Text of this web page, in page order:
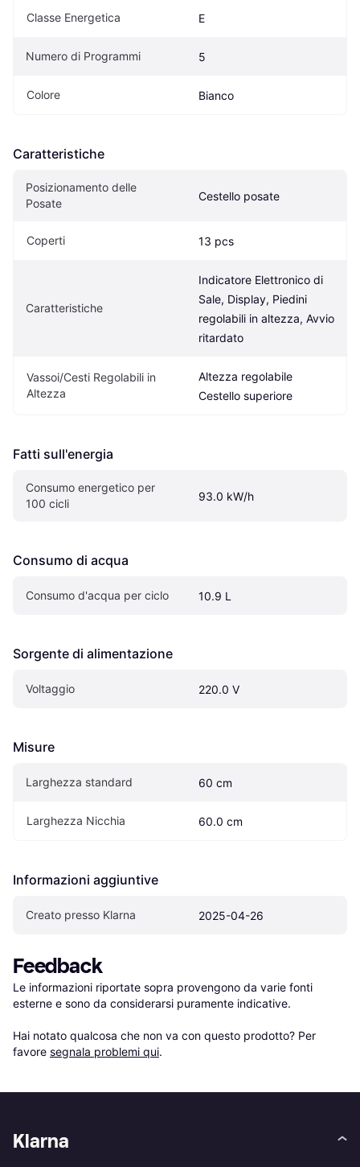
Classe Energetica E
Numero di Programmi 5
Colore Bianco
Caratteristiche
Posizionamento delle
Posate
Cestello posate
Coperti 13 pcs
Caratteristiche
Indicatore Elettronico di
Sale, Display, Piedini
regolabili in altezza, Avvio
ritardato
Vassoi/Cesti Regolabili in
Altezza
Altezza regolabile
Cestello superiore
Fatti sull'energia
Consumo energetico per
100 cicli
93.0 kW/h
Consumo di acqua
Consumo d'acqua per ciclo 10.9 L
Sorgente di alimentazione
Voltaggio 220.0 V
Misure
Larghezza standard 60 cm
Larghezza Nicchia 60.0 cm
Informazioni aggiuntive
Creato presso Klarna 2025-04-26
Feedback
Le informazioni riportate sopra provengono da varie fonti
esterne e sono da considerarsi puramente indicative.
Hai notato qualcosa che non va con questo prodotto? Per
favore segnala problemi qui.
Klarna